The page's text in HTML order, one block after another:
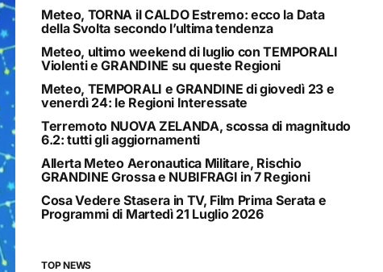
Meteo, TORNA il CALDO Estremo: ecco la Data
della Svolta secondo l’ultima tendenza
Meteo, ultimo weekend di luglio con TEMPORALI
Violenti e GRANDINE su queste Regioni
Meteo, TEMPORALI e GRANDINE di giovedì 23 e
venerdì 24: le Regioni Interessate
Terremoto NUOVA ZELANDA, scossa di magnitudo
6.2: tutti gli aggiornamenti
Allerta Meteo Aeronautica Militare, Rischio
GRANDINE Grossa e NUBIFRAGI in 7 Regioni
Cosa Vedere Stasera in TV, Film Prima Serata e
Programmi di Martedì 21 Luglio 2026
TOP NEWS